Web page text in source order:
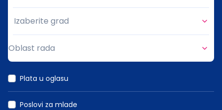
Grad
Izaberite grad
Oblast rada
Plata u oglasu
Poslovi za mlade